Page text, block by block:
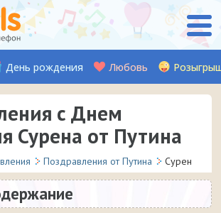
День рождения Любовь
с Днем
Сурена от Путина
Поздравления от Путина Сурен